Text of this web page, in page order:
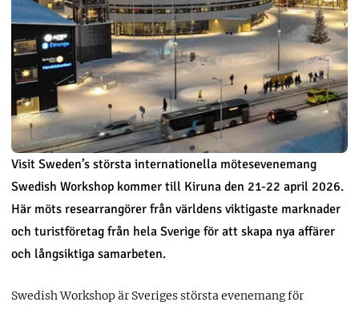
Visit Sweden’s största internationella mötesevenemang
Swedish Workshop kommer till Kiruna den 21-22 april 2026.
Här möts researrangörer från världens viktigaste marknader
och turistföretag från hela Sverige för att skapa nya affärer
och långsiktiga samarbeten.
Swedish Workshop är Sveriges största evenemang för